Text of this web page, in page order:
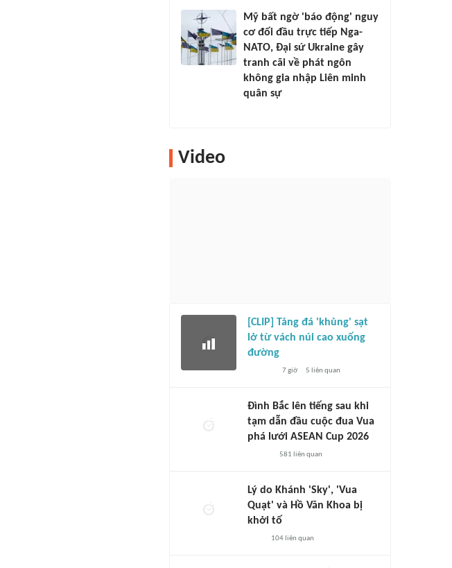
Mỹ bất ngờ 'báo động' nguy
cơ đối đầu trực tiếp Nga-
NATO, Đại sứ Ukraine gây
tranh cãi về phát ngôn
không gia nhập Liên minh
quân sự
Video
[CLIP] Tảng đá 'khủng' sạt
lở từ vách núi cao xuống
đường
7 giờ 5 liên quan
Đình Bắc lên tiếng sau khi
tạm dẫn đầu cuộc đua Vua
phá lưới ASEAN Cup 2026
581 liên quan
Lý do Khánh 'Sky', 'Vua
Quạt' và Hồ Văn Khoa bị
khởi tố
104liên quan